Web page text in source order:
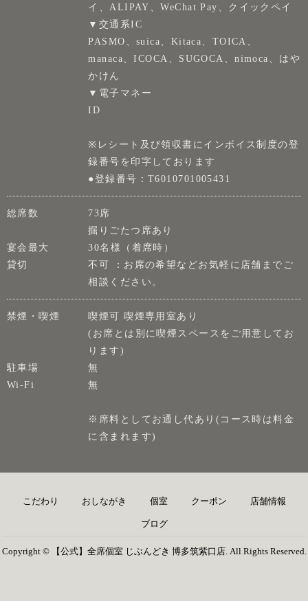
イ、ALIPAY、WeChat Pay、クイックペイ
▼交通系IC
PASMO、suica、Kitaca、TOICA、
manaca、ICOCA、SUGOCA、nimoca、はや
かけん
▼電子マネー
ID
※レシート及び領収書にインボイス制度の登
録番号を印字しております
●登録番号：T6010701005431
総席数
73席
掘りごたつ席あり
宴会最大
30名様（着席時）
貸切
不可 ：お席の希望などお気軽に店舗までご
相談ください。
禁煙・喫煙
喫煙可 喫煙専用室あり
(お席とは別に喫煙スペースをご用意してお
ります)
駐車場
無
Wi-Fi
無
※席料としてお通し代あり(コース時は料金
に含まれます)
こだわり おしながき 個室 クーポン 店舗情報
ブログ
Copyright © 【公式】全席個室 じぶんどき 博多筑紫口店. All Rights Reserved.